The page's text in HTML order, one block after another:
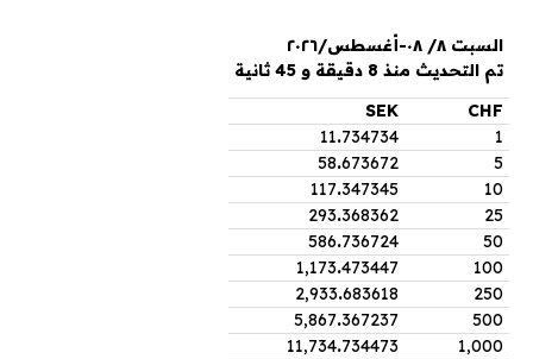
السبت ٨/ ٠٨-أغسطس/٢٠٢٦
تم التحديث منذ 8 دقيقة و 45 ثانية
CHF
SEK
1
11.734734
5
58.673672
10
117.347345
25
293.368362
50
586.736724
100
1,173.473447
250
2,933.683618
500
5,867.367237
1,000
11,734.734473